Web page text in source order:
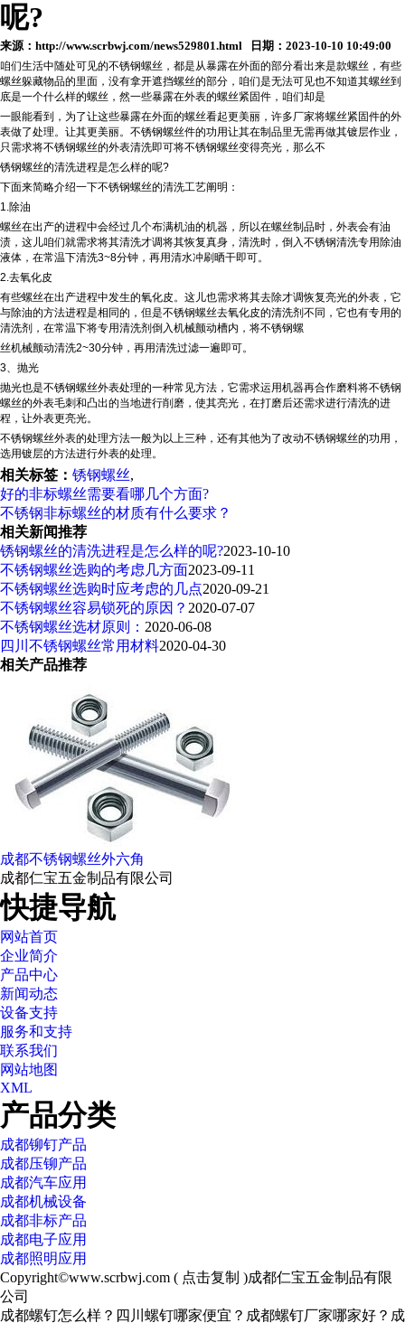
呢?
来源：http://www.scrbwj.com/news529801.html 日期：2023-10-10 10:49:00
咱们生活中随处可见的不锈钢螺丝，都是从暴露在外面的部分看出来是款螺丝，有些
螺丝躲藏物品的里面，没有拿开遮挡螺丝的部分，咱们是无法可见也不知道其螺丝到
底是一个什么样的螺丝，然一些暴露在外表的螺丝紧固件，咱们却是
一眼能看到，为了让这些暴露在外面的螺丝看起更美丽，许多厂家将螺丝紧固件的外
表做了处理。让其更美丽。不锈钢螺丝件的功用让其在制品里无需再做其镀层作业，
只需求将不锈钢螺丝的外表清洗即可将不锈钢螺丝变得亮光，那么不
锈钢螺丝的清洗进程是怎么样的呢?
下面来简略介绍一下不锈钢螺丝的清洗工艺阐明：
1.除油
螺丝在出产的进程中会经过几个布满机油的机器，所以在螺丝制品时，外表会有油
渍，这儿咱们就需求将其清洗才调将其恢复真身，清洗时，倒入不锈钢清洗专用除油
液体，在常温下清洗3~8分钟，再用清水冲刷晒干即可。
2.去氧化皮
有些螺丝在出产进程中发生的氧化皮。这儿也需求将其去除才调恢复亮光的外表，它
与除油的方法进程是相同的，但是不锈钢螺丝去氧化皮的清洗剂不同，它也有专用的
清洗剂，在常温下将专用清洗剂倒入机械颤动槽内，将不锈钢螺
丝机械颤动清洗2~30分钟，再用清洗过滤一遍即可。
3、抛光
抛光也是不锈钢螺丝外表处理的一种常见方法，它需求运用机器再合作磨料将不锈钢
螺丝的外表毛刺和凸出的当地进行削磨，使其亮光，在打磨后还需求进行清洗的进
程，让外表更亮光。
不锈钢螺丝外表的处理方法一般为以上三种，还有其他为了改动不锈钢螺丝的功用，
选用镀层的方法进行外表的处理。
相关标签： 锈钢螺丝,
好的非标螺丝需要看哪几个方面?
不锈钢非标螺丝的材质有什么要求？
相关新闻推荐
锈钢螺丝的清洗进程是怎么样的呢?2023-10-10
不锈钢螺丝选购的考虑几方面2023-09-11
不锈钢螺丝选购时应考虑的几点2020-09-21
不锈钢螺丝容易锁死的原因？ 2020-07-07
不锈钢螺丝选材原则： 2020-06-08
四川不锈钢螺丝常用材料2020-04-30
相关产品推荐
成都不锈钢螺丝外六角
成都仁宝五金制品有限公司
快捷导航
网站首页
企业简介
产品中心
新闻动态
设备支持
服务和支持
联系我们
网站地图
XML
产品分类
成都铆钉产品
成都压铆产品
成都汽车应用
成都机械设备
成都非标产品
成都电子应用
成都照明应用
Copyright©www.scrbwj.com ( 点击复制 )成都仁宝五金制品有限
公司
成都螺钉怎么样？四川螺钉哪家便宜？成都螺钉厂家哪家好？成